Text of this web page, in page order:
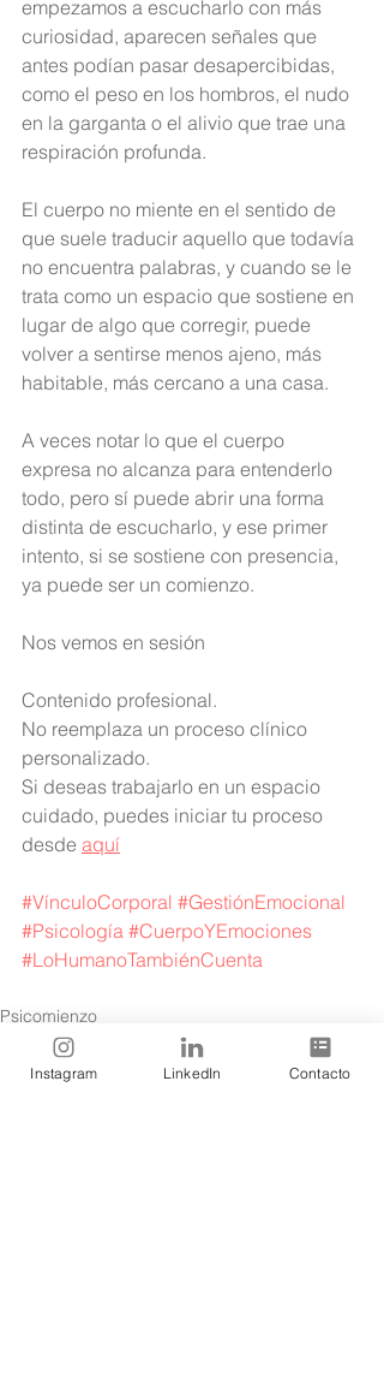
empezamos a escucharlo con más
curiosidad, aparecen señales que
antes podían pasar desapercibidas,
como el peso en los hombros, el nudo
en la garganta o el alivio que trae una
respiración profunda.
El cuerpo no miente en el sentido de
que suele traducir aquello que todavía
no encuentra palabras, y cuando se le
trata como un espacio que sostiene en
lugar de algo que corregir, puede
volver a sentirse menos ajeno, más
habitable, más cercano a una casa.
A veces notar lo que el cuerpo
expresa no alcanza para entenderlo
todo, pero sí puede abrir una forma
distinta de escucharlo, y ese primer
intento, si se sostiene con presencia,
ya puede ser un comienzo.
Nos vemos en sesión
Contenido profesional.
No reemplaza un proceso clínico
personalizado.
Si deseas trabajarlo en un espacio
cuidado, puedes iniciar tu proceso
desde aquí
#VínculoCorporal #GestiónEmocional
#Psicología #CuerpoYEmociones
#LoHumanoTambiénCuenta
Psicomienzo
Instagram LinkedIn Contacto